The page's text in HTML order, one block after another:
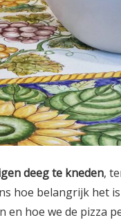
deeg te kneden,
hoe belangrijk het
en hoe we de pizza